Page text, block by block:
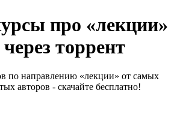
про «лекции»
торрент
по направлению «лекции» от самых
авторов - скачайте бесплатно!